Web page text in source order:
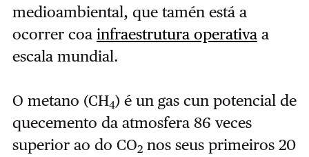
medioambiental, que tamén está a
ocorrer coa infraestrutura operativaa
escala mundial.
O metano (CH4) é un gas cun potencial de
quecemento da atmosfera 86 veces
superior ao do CO2nos seus primeiros 20